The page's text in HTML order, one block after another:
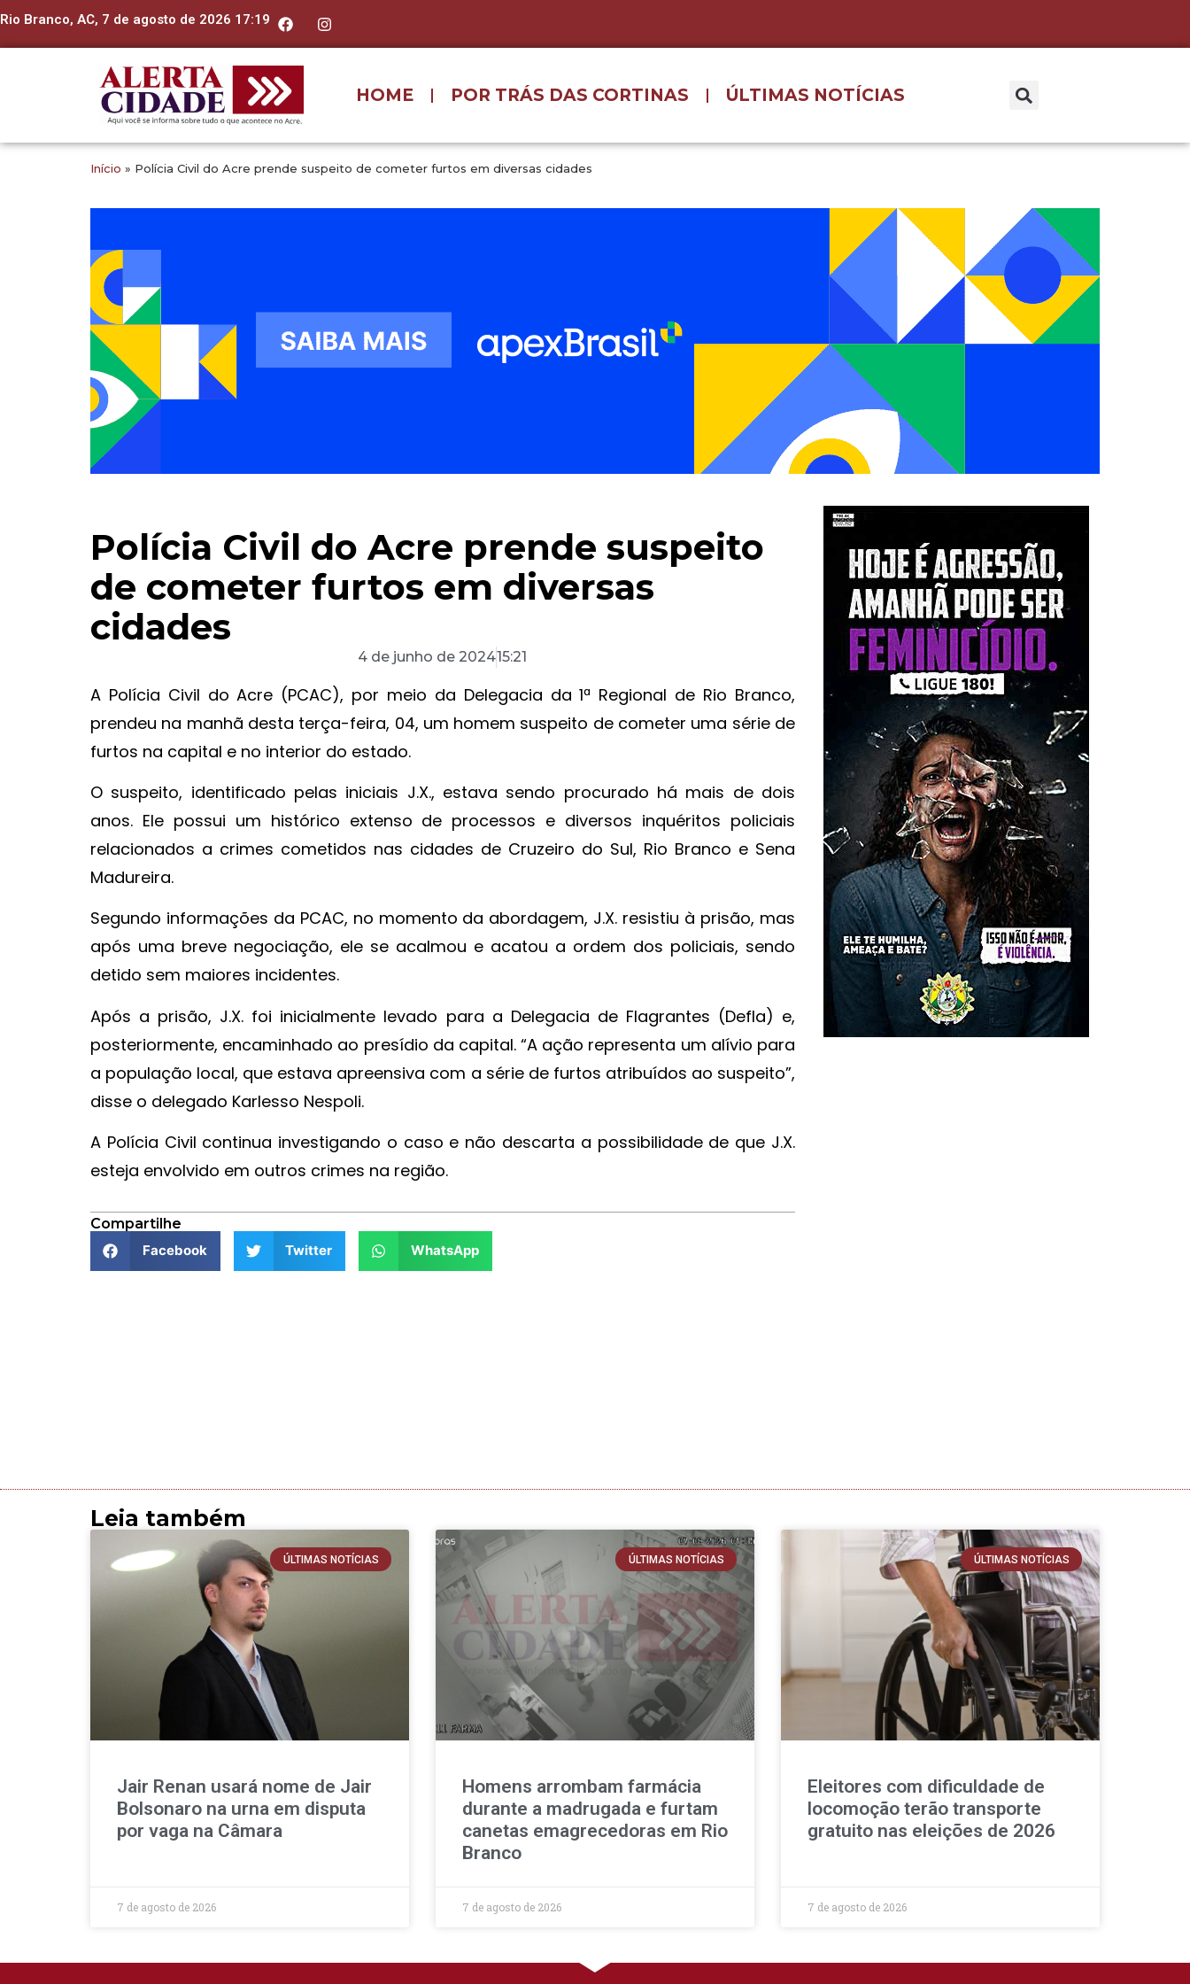
Rio Branco, AC, 7 de agosto de 2026 17:19
HOME POR TRÁS DAS CORTINAS ÚLTIMAS NOTÍCIAS
Início » Polícia Civil do Acre prende suspeito de cometer furtos em diversas cidades
Polícia Civil do Acre prende suspeito
de cometer furtos em diversas
cidades
4 de junho de 202415:21
A Polícia Civil do Acre (PCAC), por meio da Delegacia da 1ª Regional de Rio Branco,
prendeu na manhã desta terça-feira, 04, um homem suspeito de cometer uma série de
furtos na capital e no interior do estado.
O suspeito, identificado pelas iniciais J.X., estava sendo procurado há mais de dois
anos. Ele possui um histórico extenso de processos e diversos inquéritos policiais
relacionados a crimes cometidos nas cidades de Cruzeiro do Sul, Rio Branco e Sena
Madureira.
Segundo informações da PCAC, no momento da abordagem, J.X. resistiu à prisão, mas
após uma breve negociação, ele se acalmou e acatou a ordem dos policiais, sendo
detido sem maiores incidentes.
Após a prisão, J.X. foi inicialmente levado para a Delegacia de Flagrantes (Defla) e,
posteriormente, encaminhado ao presídio da capital. “A ação representa um alívio para
a população local, que estava apreensiva com a série de furtos atribuídos ao suspeito”,
disse o delegado Karlesso Nespoli.
A Polícia Civil continua investigando o caso e não descarta a possibilidade de que J.X.
esteja envolvido em outros crimes na região.
Compartilhe
Facebook
Twitter WhatsApp
Leia também
ÚLTIMAS NOTÍCIAS
Jair Renan usará nome de Jair
Bolsonaro na urna em disputa
por vaga na Câmara
7 de agosto de 2026
ÚLTIMAS NOTÍCIAS
Homens arrombam farmácia
durante a madrugada e furtam
canetas emagrecedoras em Rio
Branco
7 de agosto de 2026
ÚLTIMAS NOTÍCIAS
Eleitores com dificuldade de
locomoção terão transporte
gratuito nas eleições de 2026
7 de agosto de 2026